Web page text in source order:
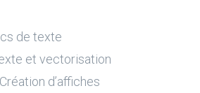
de texte
et vectorisation
d’affiches